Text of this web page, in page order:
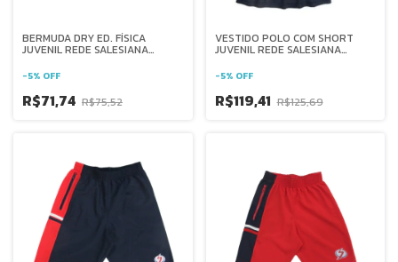
BERMUDA DRY ED. FÍSICA
JUVENIL REDE SALESIANA
-5% OFF
R$71,74 R$75,52
VESTIDO POLO COM SHORT
JUVENIL REDE SALESIANA
-5% OFF
R$119,41 R$125,69